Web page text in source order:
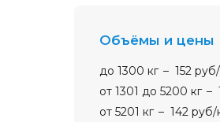
Объёмы и цены
до 1300 кг
152
от 1301 до 5200 кг
от 5201 кг
142 руб/